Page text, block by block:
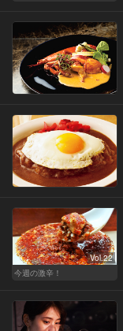
Vol.22
今週の激辛！